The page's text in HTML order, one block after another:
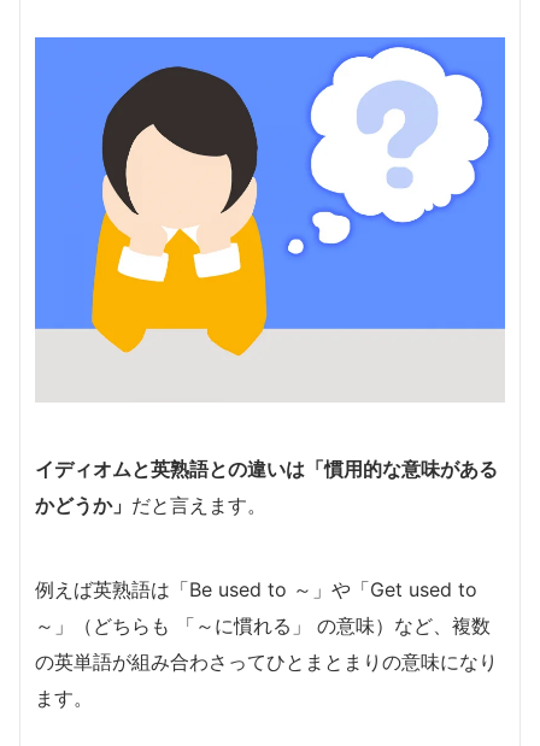
イディオムと英熟語との違いは「慣用的な意味がある
かどうか」 だと言えます。
例えば英熟語は「Be used to ～」や「Get used to
～」（どちらも 「～に慣れる」 の意味）など、複数
の英単語が組み合わさってひとまとまりの意味になり
ます。